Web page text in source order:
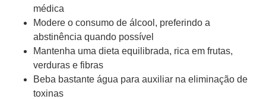
médica
Modere o consumo de álcool, preferindo a
abstinência quando possível
Mantenha uma dieta equilibrada, rica em frutas,
verduras e fibras
Beba bastante água para auxiliar na eliminação de
toxinas